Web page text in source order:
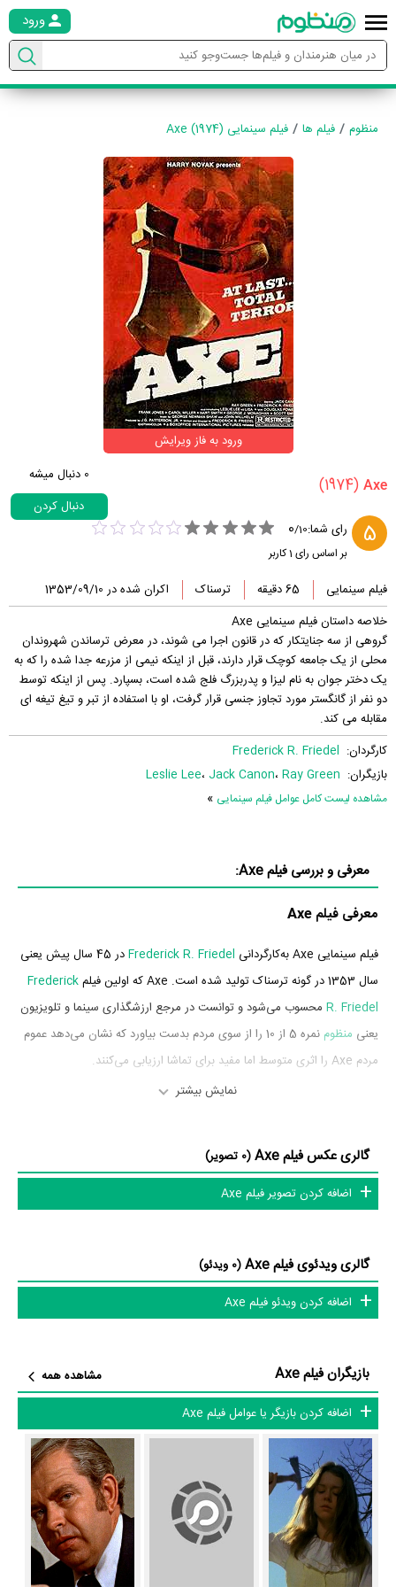
ورود
منظوم فیلم ها فیلم سینمایی Axe (1974)
ورود به فاز ویرایش
(1974)
0 دنبال میشه
دنبال کردن
5 رای شما: 0/10
بر اساس رای 1کاربر
فیلم سینمایی 65 دقیقه ترسناک
اکران شده در 1353/09/10
خلاصه داستان فیلم سینمایی Axe
گروهی از سه جنایتکار که در قانون اجرا می شوند، در معرض ترساندن شهروندان
محلی از یک جامعه کوچک قرار دارند، قبل از اینکه نیمی از مزرعه جدا شده را که به
یک دختر جوان به نام لیزا و پدربزرگ فلج شده است، بسپارد. پس از اینکه توسط
دو نفر از گانگستر مورد تجاوز جنسی قرار گرفت، او با استفاده از تبر و تیغ تیغه ای
مقابله می کند.
کارگردان: Frederick R. Friedel
بازیگران:
Leslie Lee، Jack Canon، Ray Green
مشاهده لیست کامل عوامل فیلم سینمایی »
معرفی و بررسی فیلم Axe:
معرفی فیلم Axe
فیلم سینمایی Axe به‌کارگردانی Frederick R. Friedel
در 45 سال پیش یعنی
سال 1353 در گونه ترسناک تولید شده است. Axe که اولین فیلم
Frederick
R. Friedel محسوب می‌شود و توانست در مرجع ارزشگذاری سینما و تلویزیون
یعنی منظوم
نمره 5 از 10 را از سوی مردم بدست بیاورد که نشان می‌دهد عموم
مردم Axe را اثری متوسط اما مفید برای تماشا ارزیابی می‌کنند.
بازیگران فیلم Axe چه کسانی هستند؟ در Axe بازیگرانی چون
نقش Lisa،Jack Canon در نقش Steele،Ray Green
در نقش Lomax،
Frederick R. Friedelدر نقش Billy،Douglas Powers
بازیگر جلوی دوربین رفته‌اند که از نظر تعداد بازیگران می‌توان Axe را یک اثر
بازیگری Axe توانسته‌اند در این زمینه موفق باشند و بازی‌های درخشانی را
نمایش دهند؟
از دیگر بازیگران فیلم Axe می‌توان به
George J. Monaghanدر نقش
Harold،Hart Smith
Scott Smithدر نقش
Policeman اشاره کرد.
داستان فیلم Axe
از محتوا و داستان فیلم Axe چقدر اطلاع دارید؟ فیلم‌نامه Axe توسط
نمایش بیشتر
گالری عکس فیلم Axe
(0 تصویر)
اضافه کردن تصویر فیلم Axe
گالری ویدئوی فیلم Axe
(0 ویدئو)
اضافه کردن ویدئو فیلم Axe
بازیگران فیلم Axe
مشاهده همه
اضافه کردن بازیگر یا عوامل فیلم Axe